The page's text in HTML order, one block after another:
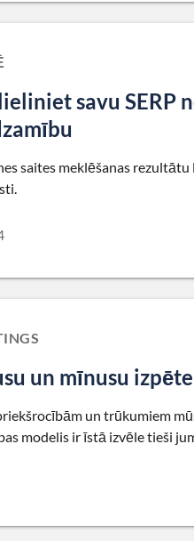
savu SERP
saites meklēšanas rezultātu
un mīnusu
un trūkumiem
modelis ir īstā izvēle tieši